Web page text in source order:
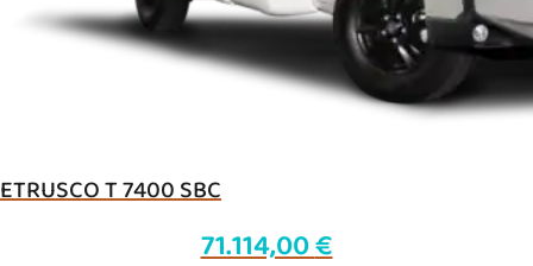
ETRUSCO T 7400 SBC
71.114,00€